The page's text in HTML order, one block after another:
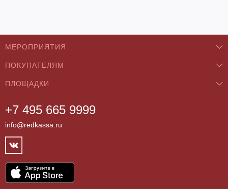
+7 495 665 9999
info@redkassa.ru
МЕРОПРИЯТИЯ
Концерты
Классика
Театры
Фестивали
Спорт
Цирк
ПОКУПАТЕЛЯМ
О нас
Как купить
Возврат билетов
Контакты
Партнёры
Архив
ПЛОЩАДКИ
Бар/Ресторан/Кафе
Клуб
Концертный зал
Театр
Спортивный комплекс